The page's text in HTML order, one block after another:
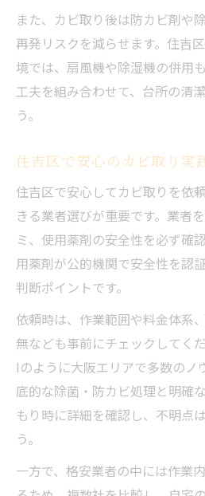
また、カビ取り後は防カビ剤や
再発リスクを減らせます。住吉
境では、扇風機や除湿機の併用
工夫を組み合わせて、台所の清
う。
住吉区で安心のカビ取り実
住吉区で安心してカビ取りを依
きる業者選びが重要です。業者
ミ、使用薬剤の安全性を必ず確
用薬剤が公的機関で安全性を認
判断ポイントです。
依頼時は、作業範囲や料金体系
無なども事前にチェックしてく
Iのように大阪エリアで多数のノ
底的な除菌・防カビ処理と明確
もり時に詳細を確認し、不明点
う。
一方で、格安業者の中には作業